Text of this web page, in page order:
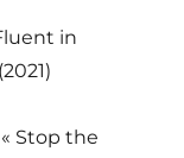
in
Stop the